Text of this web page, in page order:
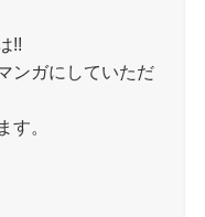
!!
ンガにしていただ
す。